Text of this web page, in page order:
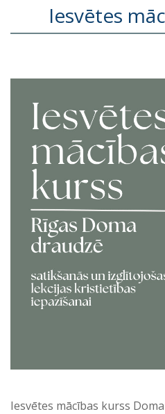
Iesvētes
Iesvētes mācības kurss